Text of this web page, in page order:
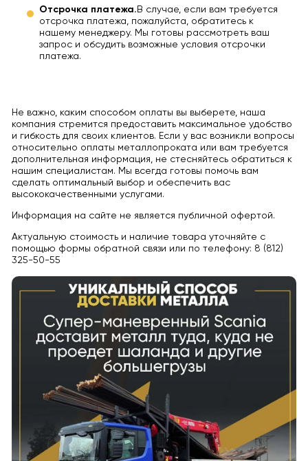
Отсрочка платежа. В случае, если вам требуется
отсрочка платежа, пожалуйста, обратитесь к
нашему менеджеру. Мы готовы рассмотреть ваш
запрос и обсудить возможные условия отсрочки
платежа.
Не важно, каким способом оплаты вы выберете, наша
компания стремится предоставить максимальное удобство
и гибкость для своих клиентов. Если у вас возникли вопросы
относительно оплаты металлопроката или вам требуется
дополнительная информация, не стесняйтесь обратиться к
нашим специалистам. Мы всегда готовы помочь вам
сделать оптимальный выбор и обеспечить вас
высококачественными услугами.
Информация на сайте не является публичной офертой.
Актуальную стоимость и наличие товара уточняйте с
помощью формы обратной связи или по телефону: 8 (812)
325-50-55